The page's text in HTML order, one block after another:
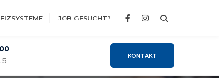
JOB GESUCHT?
KONTAKT